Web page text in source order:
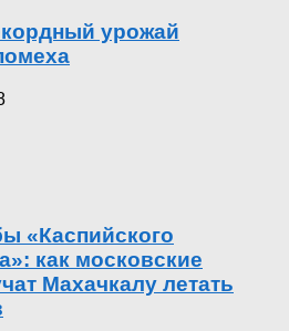
урожай
«Каспийского
как московские
Махачкалу летать